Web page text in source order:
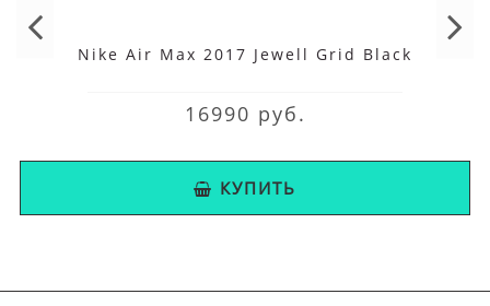
Nike Air Max 2017 Jewell Grid Black
16990 руб.
КУПИТЬ